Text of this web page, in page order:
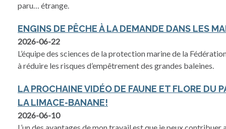
paru… étrange.
ENGINS DE PÊCHE À LA DEMANDE DANS LES
s’ouvre dans un nouvel onglet
2026-06-22
L’équipe des sciences de la protection marine de la
à réduire les risques d’empêtrement des grandes baleines.
LA PROCHAINE VIDÉO DE FAUNE ET FLORE DU
LA LIMACE-BANANE!
s’ouvre dans un nouvel onglet
2026-06-10